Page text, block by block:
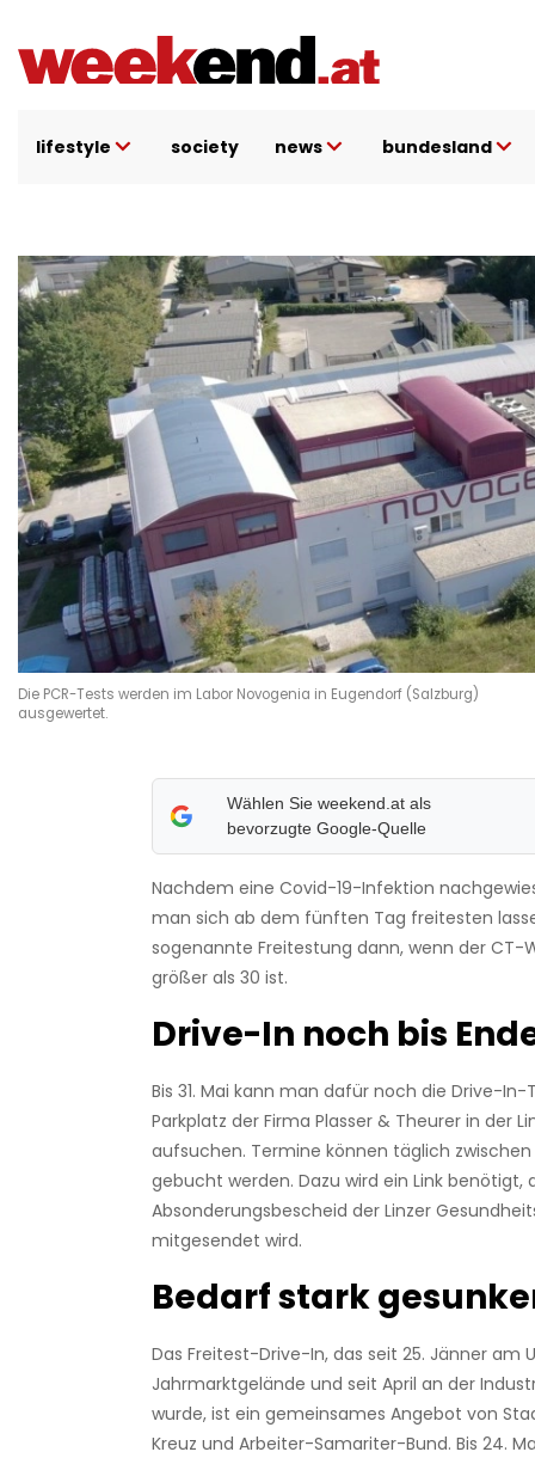
Inhalt
lifestyle society news bundesland
Die PCR-Tests werden im Labor Novogenia in Eugendorf (Salzburg)
ausgewertet.
Wählen Sie weekend.at als
bevorzugte Google-Quelle
Nachdem eine Covid-19-Infektion
man sich ab dem fünften Tag freitesten
sogenannte Freitestung dann, wenn der CT-
größer als 30 ist.
Drive-In noch bis
Bis 31. Mai kann man dafür noch die Drive-
Parkplatz der Firma Plasser & Theurer in der
aufsuchen. Termine können täglich zwischen
gebucht werden. Dazu wird ein Link benötigt,
Absonderungsbescheid der Linzer
mitgesendet wird.
Bedarf stark
Das Freitest-Drive-In, das seit 25. Jänner am
Jahrmarktgelände und seit April an der
wurde, ist ein gemeinsames Angebot von
Kreuz und Arbeiter-Samariter-Bund. Bis 24.